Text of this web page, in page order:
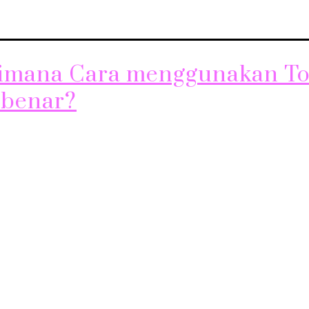
Cara menggunakan